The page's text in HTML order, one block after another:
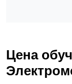
Цена